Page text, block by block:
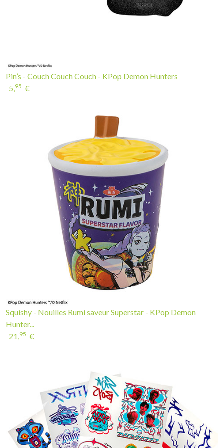
Pin’s - Couch Couch Couch - KPop Demon Hunters
5, 95 €
Squishy - Nouilles Rumi saveur Superstar - KPop Demon
Hunter...
21, 95 €